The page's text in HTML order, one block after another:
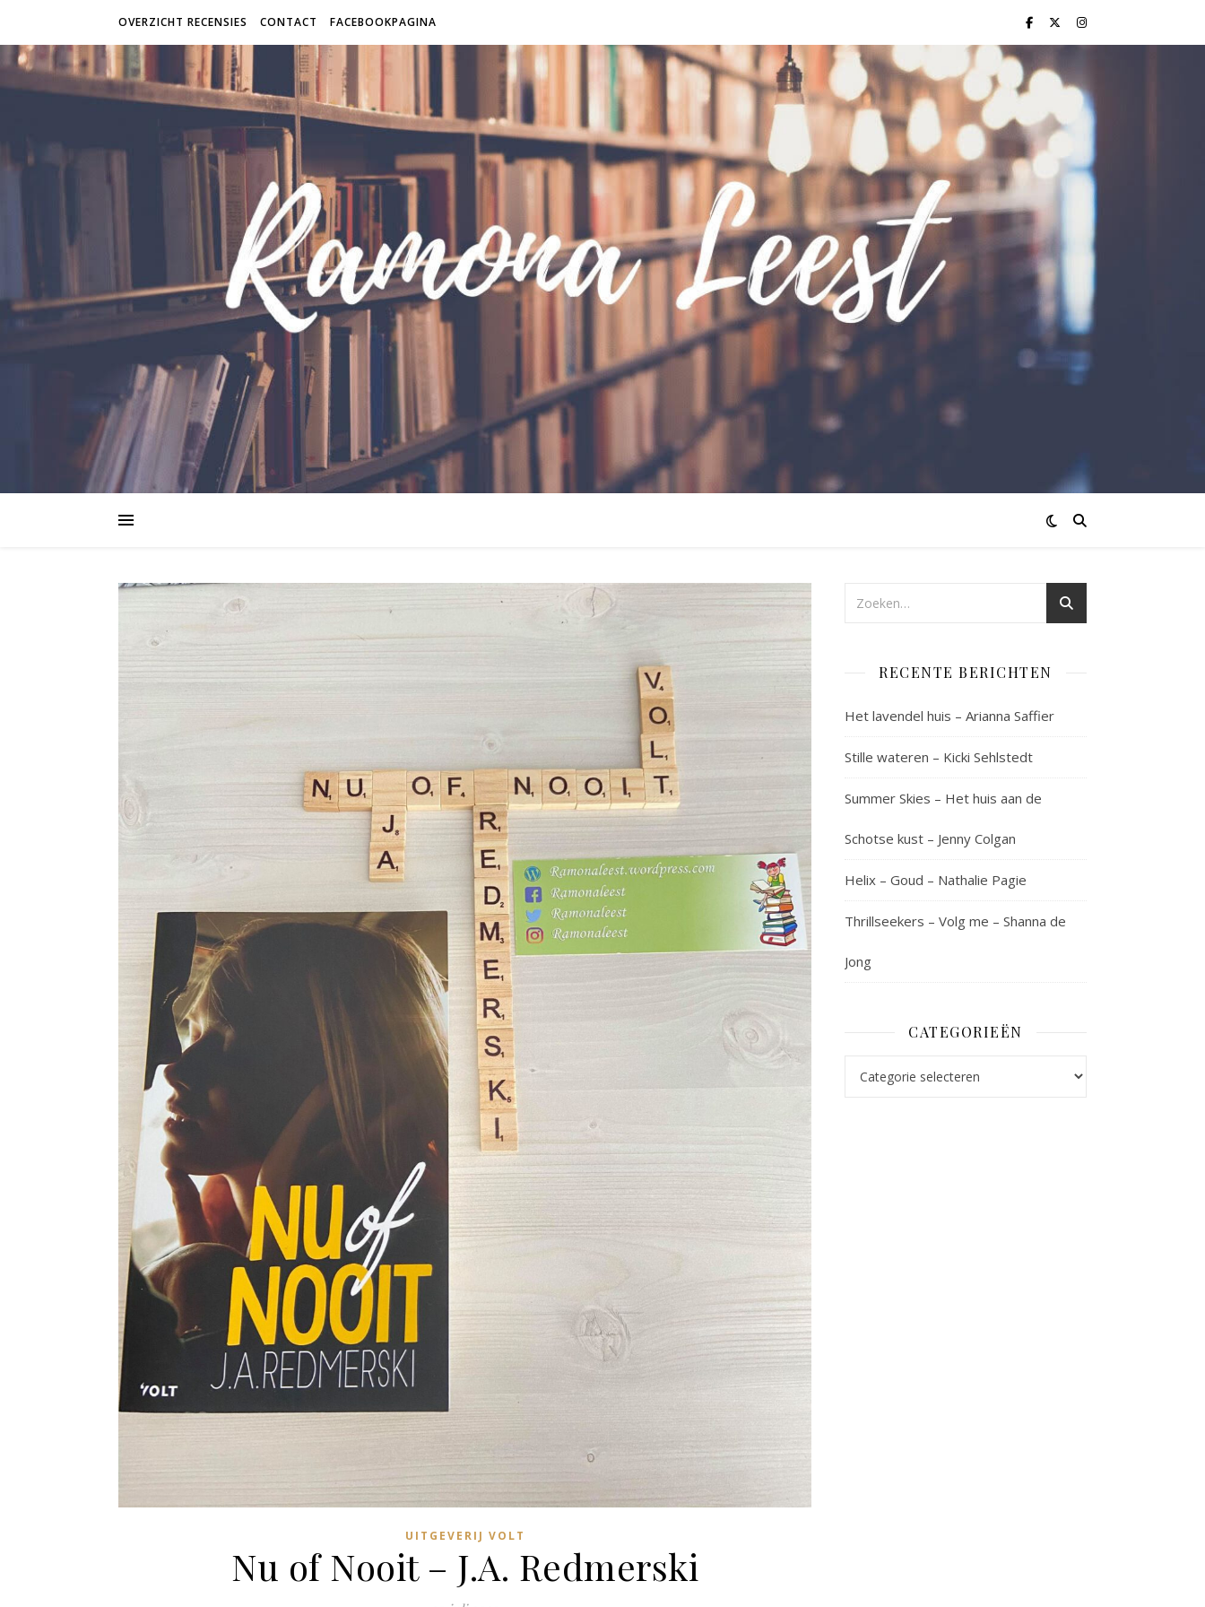
OVERZICHT RECENSIES CONTACT FACEBOOKPAGINA
UITGEVERIJ VOLT
Nu of Nooit – J.A. Redmerski
RECENTE BERICHTEN
Het lavendel huis – Arianna Saffier
Stille wateren – Kicki Sehlstedt
Summer Skies – Het huis aan de
Schotse kust – Jenny Colgan
Helix – Goud – Nathalie Pagie
Thrillseekers – Volg me – Shanna de
Jong
CATEGORIEËN